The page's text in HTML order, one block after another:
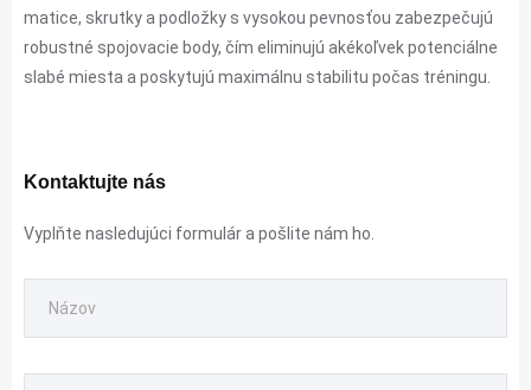
matice, skrutky a podložky s vysokou pevnosťou zabezpečujú
robustné spojovacie body, čím eliminujú akékoľvek potenciálne
slabé miesta a poskytujú maximálnu stabilitu počas tréningu.
Kontaktujte nás
Vyplňte nasledujúci formulár a pošlite nám ho.